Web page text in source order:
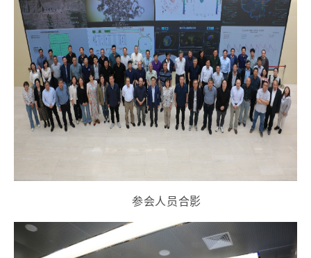
参会人员合影